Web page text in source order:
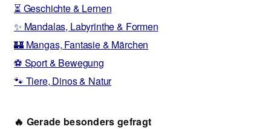
⏳ Geschichte & Lernen
✨ Mandalas, Labyrinthe & Formen
🏰 Mangas, Fantasie & Märchen
⚽ Sport & Bewegung
🐾 Tiere, Dinos & Natur
🔥 Gerade besonders gefragt